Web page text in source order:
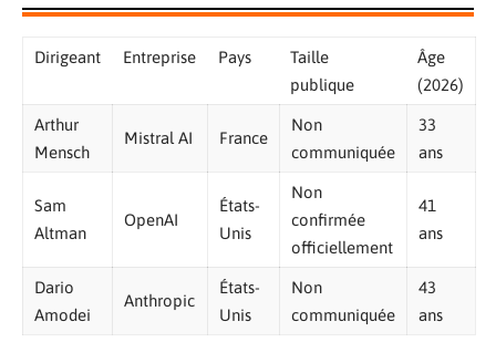
Dirigeant Entreprise Pays
Taille
publique
Âge
(2026)
Arthur
Mensch
Mistral AI France
Non
communiquée
33
ans
Sam
Altman
OpenAI
États-
Unis
Non
confirmée
officiellement
41
ans
Dario
Amodei
Anthropic
États-
Unis
Non
communiquée
43
ans